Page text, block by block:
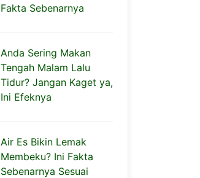
Fakta Sebenarnya
Anda Sering Makan
Tengah Malam Lalu
Tidur? Jangan Kaget ya,
Ini Efeknya
Air Es Bikin Lemak
Membeku? Ini Fakta
Sebenarnya Sesuai